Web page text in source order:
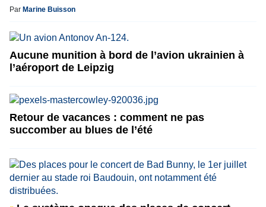
Par Marine Buisson
Aucune munition à bord de l’avion ukrainien à
l’aéroport de Leipzig
Retour de vacances : comment ne pas
succomber au blues de l’été